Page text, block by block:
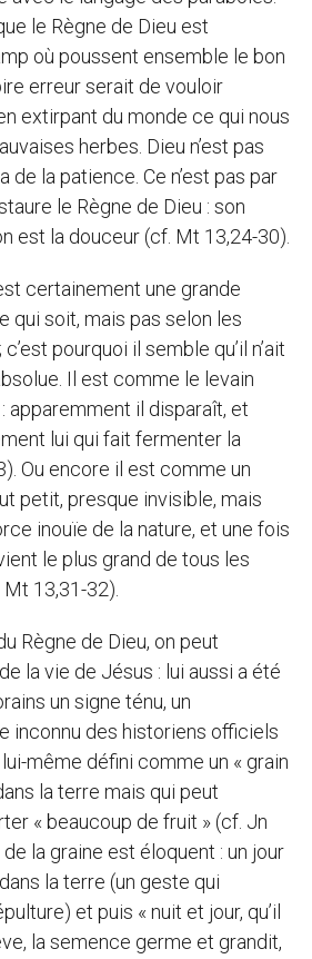
le Règne de Dieu est
où poussent ensemble le bon
erreur serait de vouloir
extirpant du monde ce qui nous
herbes. Dieu n’est pas
de la patience. Ce n’est pas par
le Règne de Dieu : son
est la douceur (cf. Mt 13,24-30).
certainement une grande
qui soit, mais pas selon les
pourquoi il semble qu’il n’ait
Il est comme le levain
apparemment il disparaît, et
lui qui fait fermenter la
Ou encore il est comme un
petit, presque invisible, mais
inouïe de la nature, et une fois
le plus grand de tous les
13,31-32).
Règne de Dieu, on peut
la vie de Jésus : lui aussi a été
un signe ténu, un
inconnu des historiens officiels
lui-même défini comme un « grain
la terre mais qui peut
« beaucoup de fruit » (cf. Jn
la graine est éloquent : un jour
la terre (un geste qui
et puis « nuit et jour, qu’il
la semence germe et grandit,